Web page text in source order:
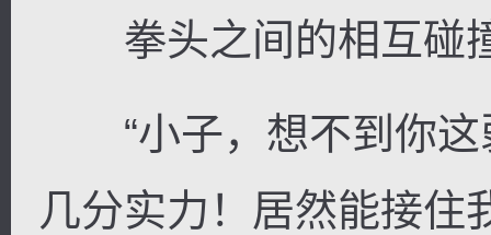
拳头之间的相互碰
“小子，想不到你这
几分实力！居然能接住